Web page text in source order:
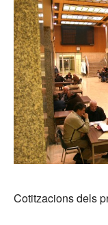
Cotitzacions dels